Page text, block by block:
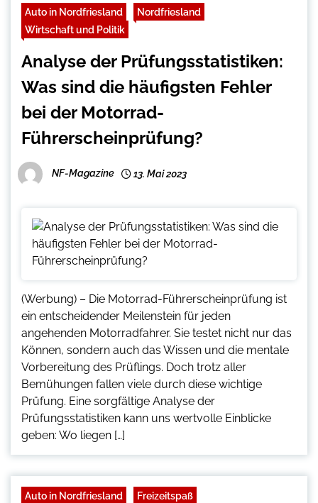
Auto in Nordfriesland
Nordfriesland
Wirtschaft und Politik
Analyse der Prüfungsstatistiken:
Was sind die häufigsten Fehler
bei der Motorrad-
Führerscheinprüfung?
NF-Magazine 13. Mai 2023
(Werbung) – Die Motorrad-Führerscheinprüfung ist
ein entscheidender Meilenstein für jeden
angehenden Motorradfahrer. Sie testet nicht nur das
Können, sondern auch das Wissen und die mentale
Vorbereitung des Prüflings. Doch trotz aller
Bemühungen fallen viele durch diese wichtige
Prüfung. Eine sorgfältige Analyse der
Prüfungsstatistiken kann uns wertvolle Einblicke
geben: Wo liegen […]
Auto in Nordfriesland
Freizeitspaß